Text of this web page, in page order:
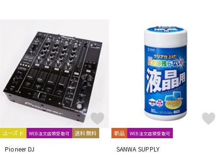
ユーズド WEB注文店頭受取可 送料無料
Pioneer DJ
新品 WEB注文店頭受取可
SANWA SUPPLY